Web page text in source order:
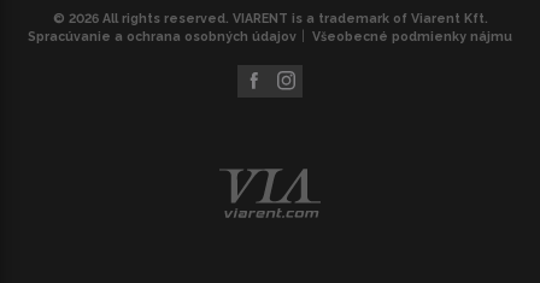
© 2026 All rights reserved. VIARENT is a trademark of Viarent Kft.
Spracúvanie a ochrana osobných údajov
Všeobecné podmienky nájmu